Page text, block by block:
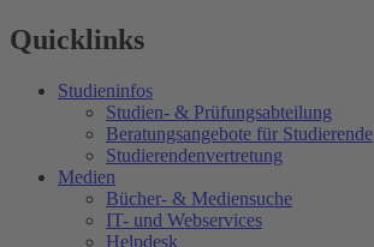
Quicklinks
Studieninfos
Studien- & Prüfungsabteilung
Beratungsangebote für Studierende
Studierendenvertretung
Medien
Bücher- & Mediensuche
IT- und Webservices
Helpdesk